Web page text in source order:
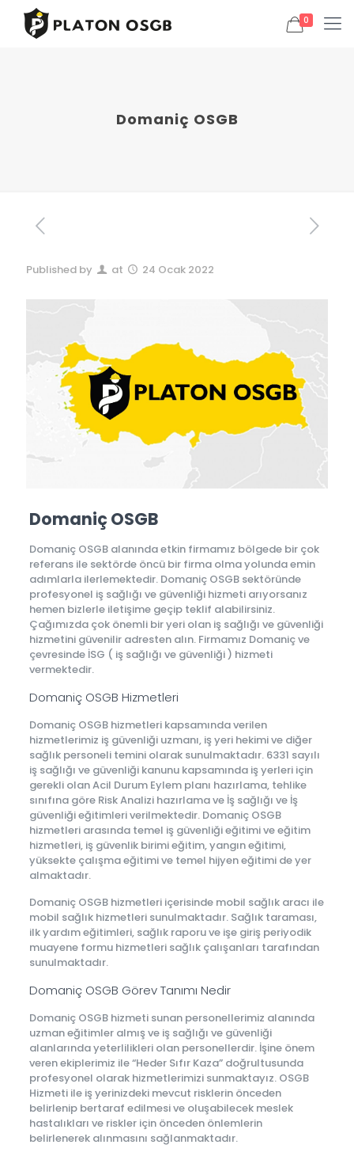
0
Domaniç OSGB
Published by at 24 Ocak 2022
Domaniç OSGB
Domaniç OSGB alanında etkin firmamız bölgede bir çok
referans ile sektörde öncü bir firma olma yolunda emin
adımlarla ilerlemektedir. Domaniç OSGB sektöründe
profesyonel iş sağlığı ve güvenliği hizmeti arıyorsanız
hemen bizlerle iletişime geçip teklif alabilirsiniz.
Çağımızda çok önemli bir yeri olan iş sağlığı ve güvenliği
hizmetini güvenilir adresten alın. Firmamız Domaniç ve
çevresinde İSG ( iş sağlığı ve güvenliği ) hizmeti
vermektedir.
Domaniç OSGB Hizmetleri
Domaniç OSGB hizmetleri kapsamında verilen
hizmetlerimiz iş güvenliği uzmanı, iş yeri hekimi ve diğer
sağlık personeli temini olarak sunulmaktadır. 6331 sayılı
iş sağlığı ve güvenliği kanunu kapsamında iş yerleri için
gerekli olan Acil Durum Eylem planı hazırlama, tehlike
sınıfına göre Risk Analizi hazırlama ve İş sağlığı ve İş
güvenliği eğitimleri verilmektedir. Domaniç OSGB
hizmetleri arasında temel iş güvenliği eğitimi ve eğitim
hizmetleri, iş güvenlik birimi eğitim, yangın eğitimi,
yüksekte çalışma eğitimi ve temel hijyen eğitimi de yer
almaktadır.
Domaniç OSGB hizmetleri içerisinde mobil sağlık aracı ile
mobil sağlık hizmetleri sunulmaktadır. Sağlık taraması,
ilk yardım eğitimleri, sağlık raporu ve işe giriş periyodik
muayene formu hizmetleri sağlık çalışanları tarafından
sunulmaktadır.
Domaniç OSGB Görev Tanımı Nedir
Domaniç OSGB hizmeti sunan personellerimiz alanında
uzman eğitimler almış ve iş sağlığı ve güvenliği
alanlarında yeterlilikleri olan personellerdir. İşine önem
veren ekiplerimiz ile “Heder Sıfır Kaza” doğrultusunda
profesyonel olarak hizmetlerimizi sunmaktayız. OSGB
Hizmeti ile iş yerinizdeki mevcut risklerin önceden
belirlenip bertaraf edilmesi ve oluşabilecek meslek
hastalıkları ve riskler için önceden önlemlerin
belirlenerek alınmasını sağlanmaktadır.